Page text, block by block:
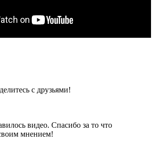
с друзьями!
видео. Спасибо за то что
мнением!